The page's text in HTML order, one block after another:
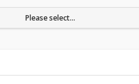
Please select...